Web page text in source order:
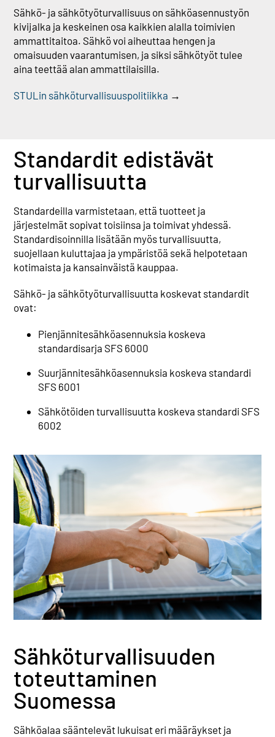
Sähkö- ja sähkötyöturvallisuus on sähköasennustyön
kivijalka ja keskeinen osa kaikkien alalla toimivien
ammattitaitoa. Sähkö voi aiheuttaa hengen ja
omaisuuden vaarantumisen, ja siksi sähkötyöt tulee
aina teettää alan ammattilaisilla.
STULin sähköturvallisuuspolitiikka →
Standardit edistävät
turvallisuutta
Standardeilla varmistetaan, että tuotteet ja
järjestelmät sopivat toisiinsa ja toimivat yhdessä.
Standardisoinnilla lisätään myös turvallisuutta,
suojellaan kuluttajaa ja ympäristöä sekä helpotetaan
kotimaista ja kansainväistä kauppaa.
Sähkö- ja sähkötyöturvallisuutta koskevat standardit
ovat:
Pienjännitesähköasennuksia koskeva
standardisarja SFS 6000
Suurjännitesähköasennuksia koskeva standardi
SFS 6001
Sähkötöiden turvallisuutta koskeva standardi SFS
6002
Sähkö­turvallisuuden
toteuttaminen
Suomessa
Sähköalaa sääntelevät lukuisat eri määräykset ja